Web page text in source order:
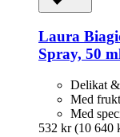
Laura
Spray, 50
Delikat
Med
Med
532 kr (10 640